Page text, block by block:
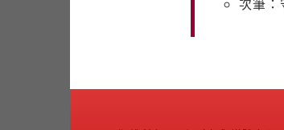
次筆：